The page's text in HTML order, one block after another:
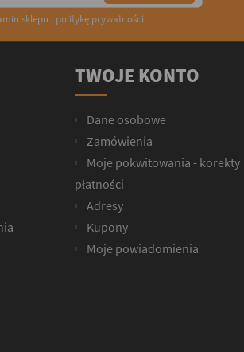
sklepu i politykę prywatności.
TWOJE KONTO
Dane osobowe
Zamówienia
Moje pokwitowania - korekty
płatności
Adresy
Kupony
Moje powiadomienia